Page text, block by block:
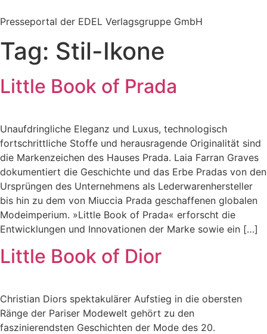
Inhalt
Presseportal der EDEL Verlagsgruppe GmbH
Tag: Stil-Ikone
Little Book of Prada
Unaufdringliche Eleganz und Luxus, technologisch
fortschrittliche Stoffe und herausragende Originalität sind
die Markenzeichen des Hauses Prada. Laia Farran Graves
dokumentiert die Geschichte und das Erbe Pradas von den
Ursprüngen des Unternehmens als Lederwarenhersteller
bis hin zu dem von Miuccia Prada geschaffenen globalen
Modeimperium. »Little Book of Prada« erforscht die
Entwicklungen und Innovationen der Marke sowie ein […]
Little Book of Dior
Christian Diors spektakulärer Aufstieg in die obersten
Ränge der Pariser Modewelt gehört zu den
faszinierendsten Geschichten der Mode des 20.